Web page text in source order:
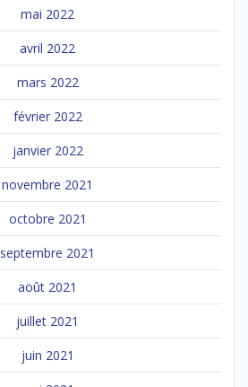
mai 2022
avril 2022
mars 2022
février 2022
janvier 2022
novembre 2021
octobre 2021
septembre 2021
août 2021
juillet 2021
juin 2021